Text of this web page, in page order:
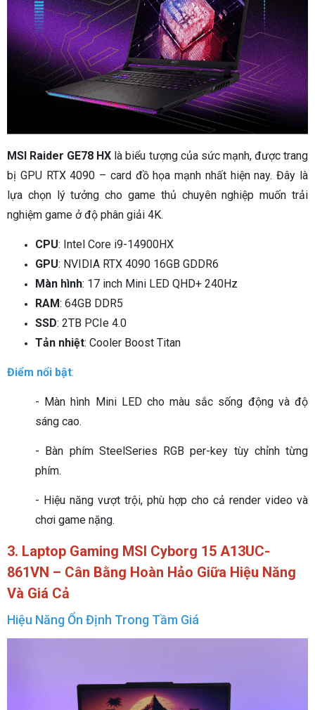
MSI Raider GE78 HX là biểu tượng của sức mạnh, được trang
bị GPU RTX 4090 – card đồ họa mạnh nhất hiện nay. Đây là
lựa chọn lý tưởng cho game thủ chuyên nghiệp muốn trải
nghiệm game ở độ phân giải 4K.
CPU: Intel Core i9-14900HX
GPU: NVIDIA RTX 4090 16GB GDDR6
Màn hình: 17 inch Mini LED QHD+ 240Hz
RAM: 64GB DDR5
SSD: 2TB PCIe 4.0
Tản nhiệt: Cooler Boost Titan
Điểm nổi bật:
- Màn hình Mini LED cho màu sắc sống động và độ
sáng cao.
- Bàn phím SteelSeries RGB per-key tùy chỉnh từng
phím.
- Hiệu năng vượt trội, phù hợp cho cả render video và
chơi game nặng.
3. Laptop Gaming MSI Cyborg 15 A13UC-
861VN – Cân Bằng Hoàn Hảo Giữa Hiệu Năng
Và Giá Cả
Hiệu Năng Ổn Định Trong Tầm Giá